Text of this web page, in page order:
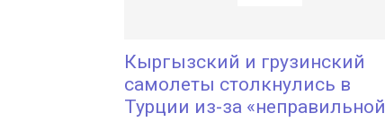
Кыргызский и грузинский
самолеты столкнулись в
Турции из-за «неправильной